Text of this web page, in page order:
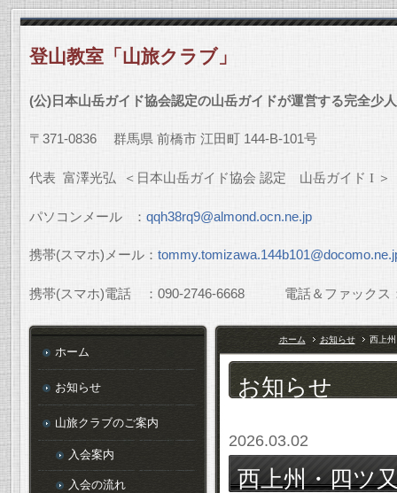
登山教室「山旅クラブ」
(公)日本山岳ガイド協会認定の山岳ガイドが運営する完全少
〒 371-0836 群馬県 前橋市 江田町 144-B-101号
代表 富澤光弘 ＜日本山岳ガイド協会 認定 山岳ガイド I ＞
パソコンメール ： qqh38rq9@almond.ocn.ne.jp
携帯(スマホ)メール：
携帯(スマホ)電話 ： 090-2746-6668電話＆ファックス
ホーム お知らせ 西上
お知らせ
2026.03.02
西上州・四ツ
ホーム
お知らせ
山旅クラブのご案内
入会案内
入会の流れ